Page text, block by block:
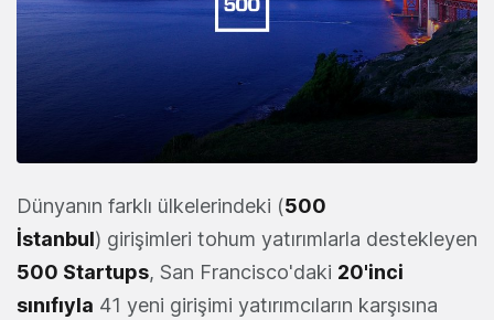
Dünyanın farklı ülkelerindeki (500
İstanbul) girişimleri tohum yatırımlarla destekleyen
500 Startups, San Francisco'daki 20'inci
sınıfıyla 41 yeni girişimi yatırımcıların karşısına